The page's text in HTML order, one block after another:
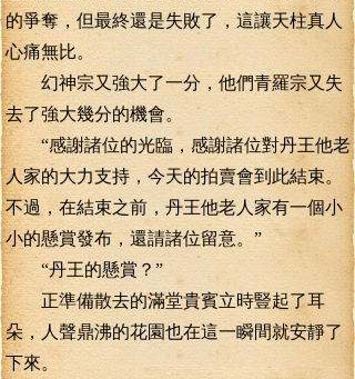
的爭奪，但最終還是失敗了，這讓天柱真人
心痛無比。
幻神宗又強大了一分，他們青羅宗又失
去了強大幾分的機會。
“感謝諸位的光臨，感謝諸位對丹王他老
人家的大力支持，今天的拍賣會到此結束。
不過，在結束之前，丹王他老人家有一個小
小的懸賞發布，還請諸位留意。”
“丹王的懸賞？”
正準備散去的滿堂貴賓立時豎起了耳
朵，人聲鼎沸的花園也在這一瞬間就安靜了
下來。